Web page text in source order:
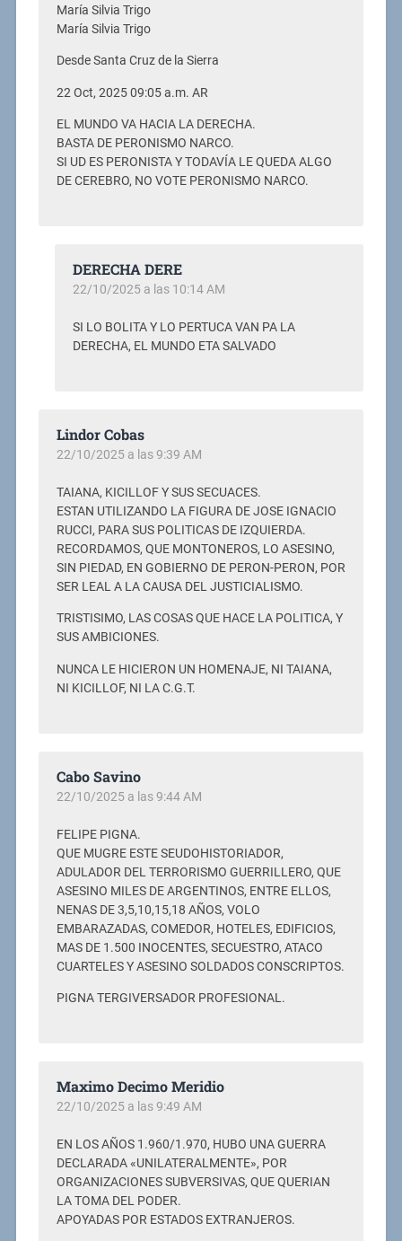
María Silvia Trigo
María Silvia Trigo
Desde Santa Cruz de la Sierra
22 Oct, 2025 09:05 a.m. AR
EL MUNDO VA HACIA LA DERECHA.
BASTA DE PERONISMO NARCO.
SI UD ES PERONISTA Y TODAVÍA LE QUEDA ALGO
DE CEREBRO, NO VOTE PERONISMO NARCO.
DERECHA DERE
22/10/2025 a las 10:14 AM
SI LO BOLITA Y LO PERTUCA VAN PA LA
DERECHA, EL MUNDO ETA SALVADO
Lindor Cobas
22/10/2025 a las 9:39 AM
TAIANA, KICILLOF Y SUS SECUACES.
ESTAN UTILIZANDO LA FIGURA DE JOSE IGNACIO
RUCCI, PARA SUS POLITICAS DE IZQUIERDA.
RECORDAMOS, QUE MONTONEROS, LO ASESINO,
SIN PIEDAD, EN GOBIERNO DE PERON-PERON, POR
SER LEAL A LA CAUSA DEL JUSTICIALISMO.
TRISTISIMO, LAS COSAS QUE HACE LA POLITICA, Y
SUS AMBICIONES.
NUNCA LE HICIERON UN HOMENAJE, NI TAIANA,
NI KICILLOF, NI LA C.G.T.
Cabo Savino
22/10/2025 a las 9:44 AM
FELIPE PIGNA.
QUE MUGRE ESTE SEUDOHISTORIADOR,
ADULADOR DEL TERRORISMO GUERRILLERO, QUE
ASESINO MILES DE ARGENTINOS, ENTRE ELLOS,
NENAS DE 3,5,10,15,18 AÑOS, VOLO
EMBARAZADAS, COMEDOR, HOTELES, EDIFICIOS,
MAS DE 1.500 INOCENTES, SECUESTRO, ATACO
CUARTELES Y ASESINO SOLDADOS CONSCRIPTOS.
PIGNA TERGIVERSADOR PROFESIONAL.
Maximo Decimo Meridio
22/10/2025 a las 9:49 AM
EN LOS AÑOS 1.960/1.970, HUBO UNA GUERRA
DECLARADA «UNILATERALMENTE», POR
ORGANIZACIONES SUBVERSIVAS, QUE QUERIAN
LA TOMA DEL PODER.
APOYADAS POR ESTADOS EXTRANJEROS.